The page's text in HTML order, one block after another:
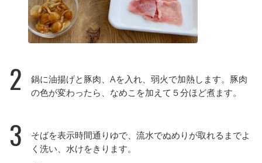
2
鍋に油揚げと豚肉、Aを入れ、弱火で加熱します。豚肉
の色が変わったら、なめこを加えて５分ほど煮ます。
3
そばを表示時間通りゆで、流水でぬめりが取れるまでよ
く洗い、水けをきります。